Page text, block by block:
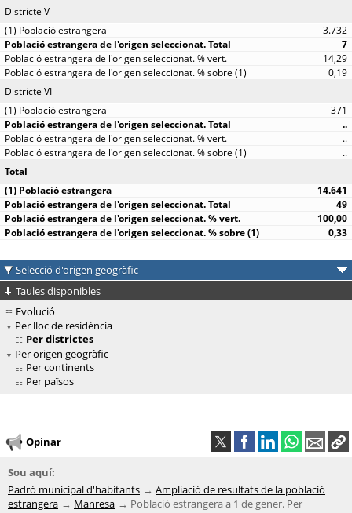
Districte V
3.732
7
14,29
0,19
Districte VI
371
..
..
..
Total
14.641
49
100,00
0,33
Selecció d'origen geogràfic
Taules disponibles
Evolució
Per lloc de residència
Per districtes
Per origen geogràfic
Per continents
Per països
Opinar
Sou aquí:
Padró municipal d'habitants
Ampliació de resultats de la població
estrangera
Manresa
Població estrangera a 1 de gener. Per